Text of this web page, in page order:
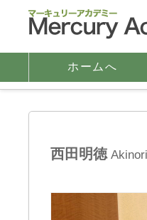
ホームへ
西田明徳